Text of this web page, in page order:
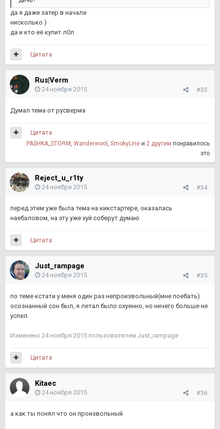
да я даже затер в начале
нисколько )
да и кто её купит л0л
Цитата
Rus|Verm
#33
24 ноября 2015
Думал тема от русверма
PASHKA_STORM, Wanderwool , SmokyLine и 2 другим понравилось
это
Цитата
Reject_u_r1ty
#34
24 ноября 2015
перед этим уже была тема на кикстартере, оказалась
наебаловом, на эту уже хуй соберут думаю
Цитата
Just_rampage
#35
24 ноября 2015
по теме кстати у меня один раз непроизвольный(мне поебать)
осознанный сон был, я летал было охуенно, но ничего больше не
успел
Изменено 24 ноября 2015 пользователем Just_rampage
Цитата
Kitaec
#36
24 ноября 2015
а как ты понял что он произвольный